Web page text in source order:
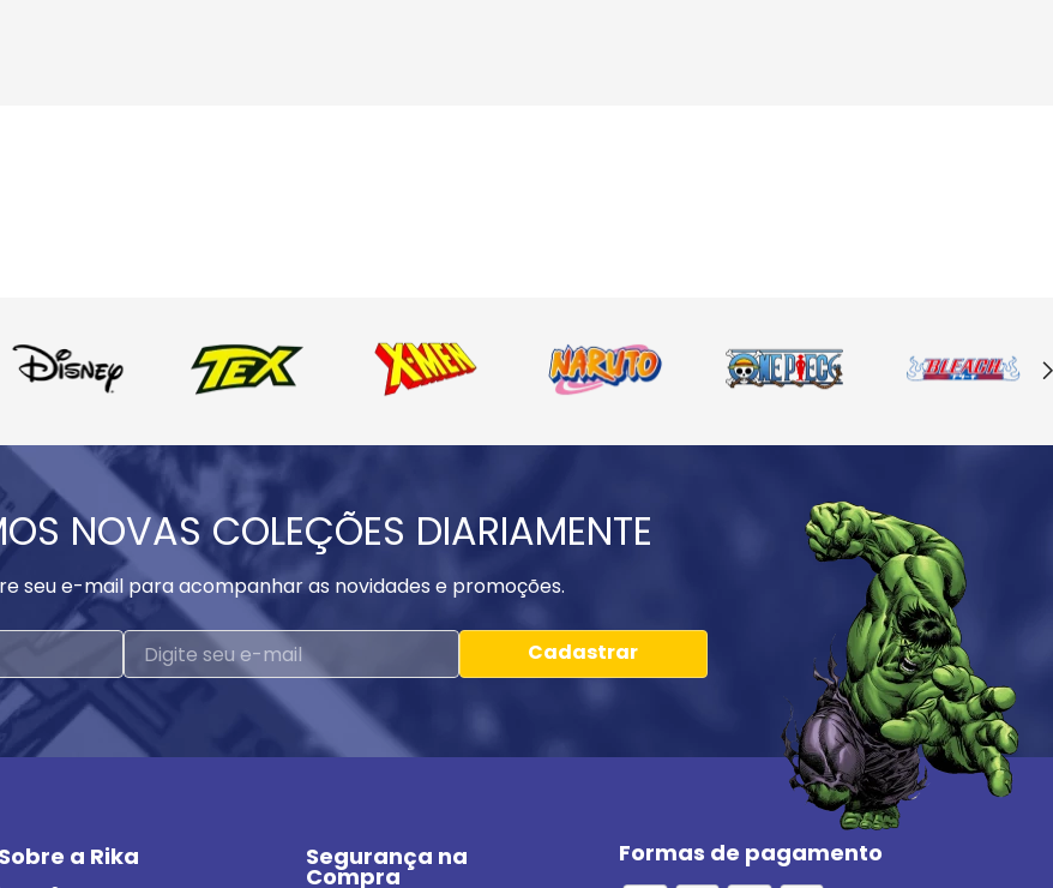
NOVAS COLEÇÕES DIARIAMENTE
seu e-mail para acompanhar as novidades e promoções.
Cadastrar
a Rika Segurança na
Compra
Formas de pagamento